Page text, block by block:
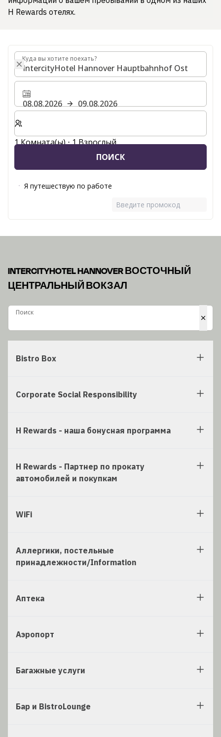
H Rewards отелях.
Куда вы хотите поехать?
Куда вы хотите поехать?
08.08.2026
09.08.2026
Выберите количество комнат и гостей для вашего
1 Комната(ы) ⋅ 1 Взрослый
ПОИСК
Я путешествую по работе
Введите промокод
INTERCITYHOTEL HANNOVER ВОСТОЧНЫЙ
ЦЕНТРАЛЬНЫЙ ВОКЗАЛ
Поиск
Поиск
Bistro Box
Corporate Social Responsibility
H Rewards - наша бонусная программа
H Rewards - Партнер по прокату
автомобилей и покупкам
WiFi
Аллергики, постельные
принадлежности/Information
Аптека
Аэропорт
Багажные услуги
Бар и BistroLounge